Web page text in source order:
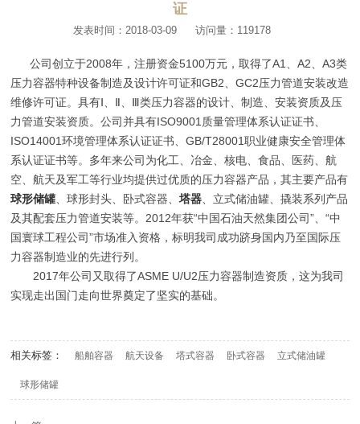
证
发表时间：2018-03-09 访问量：119178
公司创立于2008年，注册资金5100万元，取得了A1、A2、A3类
压力容器特种设备制造及设计许可证和GB2、GC2压力管道安装改造
维修许可证。具有Ⅰ、Ⅱ、Ⅲ类压力容器的设计、制造、安装资质及压
力管道安装资质。公司并具有ISO9001质量管理体系认证证书、
ISO14001环境管理体系认证证书、GB/T28001职业健康安全管理体
系认证证书等。多年来公司为化工、冶金、核电、食品、医药、航
空、航天及军工等行业均提供过优质的压力容器产品，其主要产品有
球形储罐 、球形封头、卧式容器、塔器 、立式储油罐、撬装系列产品
及其配套压力管道安装等。2012年获“中国石油天然集团公司”、“中
国寰球工程公司”市场准入资格，标明我司成功跻身国内乃至国际压
力容器制造业的先进行列。
2017年公司又取得了ASME U/U2压力容器制造资质，这为我司
实现走出国门走向世界奠定了坚实的基础。
相关标签： 船舶容器 航天设备 塔式容器 卧式容器 立式储油罐
球形储罐